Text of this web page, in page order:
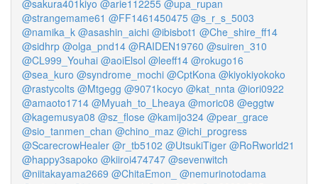
@sakura401kiyo @arie112255 @upa_rupan
@strangemame61 @FF1461450475 @s_r_s_5003
@namika_k @asashin_aichi @ibisbot1 @Che_shire_ff14
@sidhrp @olga_pnd14 @RAIDEN19760 @suiren_310
@CL999_Youhai @aoiElsol @leeff14 @rokugo16
@sea_kuro @syndrome_mochi @CptKona @kiyokiyokoko
@rastycolts @Mtgegg @9071kocyo @kat_nnta @iori0922
@amaoto1714 @Myuah_to_Lheaya @moric08 @eggtw
@kagemusya08 @sz_flose @kamijo324 @pear_grace
@sio_tanmen_chan @chino_maz @ichi_progress
@ScarecrowHealer @r_tb5102 @UtsukiTiger @RoRworld21
@happy3sapoko @kiiroi474747 @sevenwitch
@niitakayama2669 @ChitaEmon_
@nemurinotodama